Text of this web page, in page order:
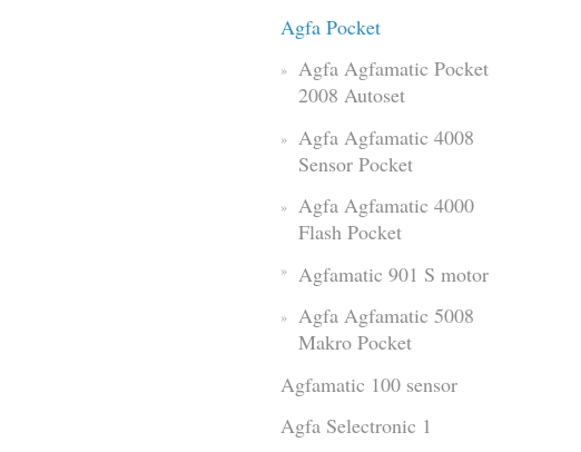
Agfa Pocket
Agfa Agfamatic Pocket
2008 Autoset
Agfa Agfamatic 4008
Sensor Pocket
Agfa Agfamatic 4000
Flash Pocket
Agfamatic 901 S motor
Agfa Agfamatic 5008
Makro Pocket
Agfamatic 100 sensor
Agfa Selectronic 1